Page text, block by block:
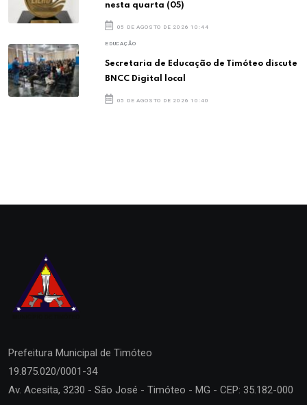
nesta quarta (05)
05 DE AGOSTO DE 2026 10:44
EDUCAÇÃO
Secretaria de Educação de Timóteo discute
BNCC Digital local
05 DE AGOSTO DE 2026 10:40
Prefeitura Municipal de Timóteo
19.875.020/0001-34
Av. Acesita, 3230 - São José - Timóteo - MG - CEP: 35.182-000